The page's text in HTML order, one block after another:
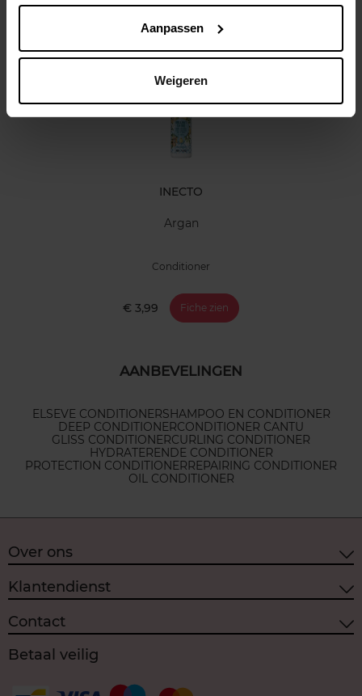
Aanpassen
Weigeren
Klantereview
Nog iets vergeten ?
INECTO
Argan
Conditioner
€ 3,99 Fiche zien
AANBEVELINGEN
ELSEVE CONDITIONERSHAMPOO EN CONDITIONER
DEEP CONDITIONERCONDITIONER CANTU
GLISS CONDITIONERCURLING CONDITIONER
HYDRATERENDE CONDITIONER
PROTECTION CONDITIONERREPAIRING CONDITIONER
OIL CONDITIONER
Over ons
Klantendienst
Contact
Betaal veilig